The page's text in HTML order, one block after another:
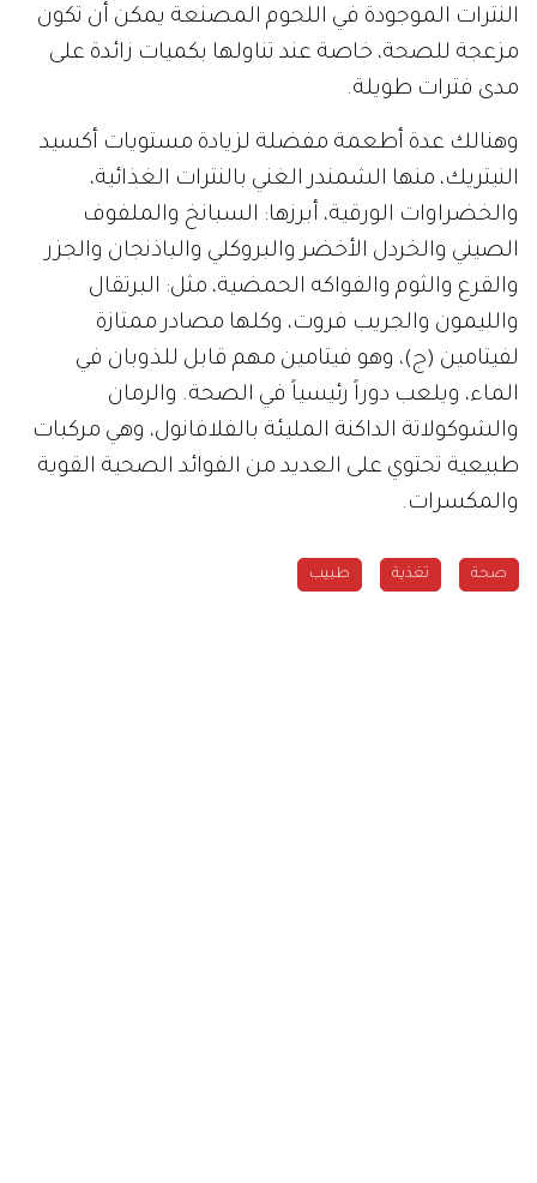
النترات الموجودة في اللحوم المصنعة يمكن أن تكون
مزعجة للصحة، خاصة عند تناولها بكميات زائدة على
مدى فترات طويلة.
وهنالك عدة أطعمة مفضلة لزيادة مستويات أكسيد
النيتريك، منها الشمندر الغني بالنترات الغذائية،
والخضراوات الورقية، أبرزها: السبانخ والملفوف
الصيني والخردل الأخضر والبروكلي والباذنجان والجزر
والقرع والثوم والفواكه الحمضية، مثل: البرتقال
والليمون والجريب فروت، وكلها مصادر ممتازة
لفيتامين (ج)، وهو فيتامين مهم قابل للذوبان في
الماء، ويلعب دوراً رئيسياً في الصحة. والرمان
والشوكولاتة الداكنة المليئة بالفلافانول، وهي مركبات
طبيعية تحتوي على العديد من الفوائد الصحية القوية
والمكسرات.
صحة تغذية طبيب